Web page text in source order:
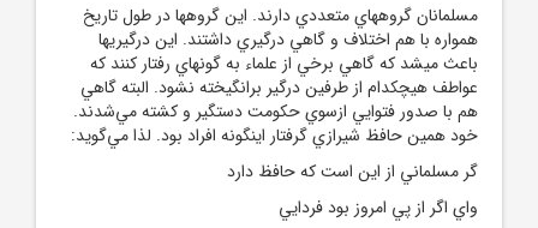
مسلمانان گروه‏هاي متعددي دارند. اين گروه‏ها در طول تاريخ
همواره با هم اختلاف و گاهي درگيري داشتند. اين درگيريها
باعث ميشد که گاهي برخي از علماء به گونه‏اي رفتار کنند که
عواطف هيچ‏کدام از طرفين درگير برانگيخته نشود. البته گاهي
هم با صدور فتوايي ازسوي حکومت دستگير و کشته مي‌شدند.
خود همين حافظ شيرازي گرفتار اين‏گونه افراد بود. لذا مي‌گويد:
گر مسلماني از اين است که حافظ دارد
واي اگر از پي امروز بود فردايي